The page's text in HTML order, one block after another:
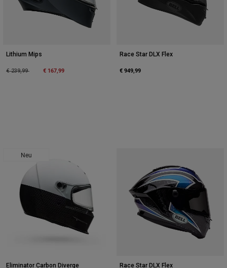
Lithium Mips
Price reduced from
€ 239,99to € 167,99
Race Star DLX Flex
€ 949,99
Neu
Eliminator Carbon Diverge Race Star DLX Flex